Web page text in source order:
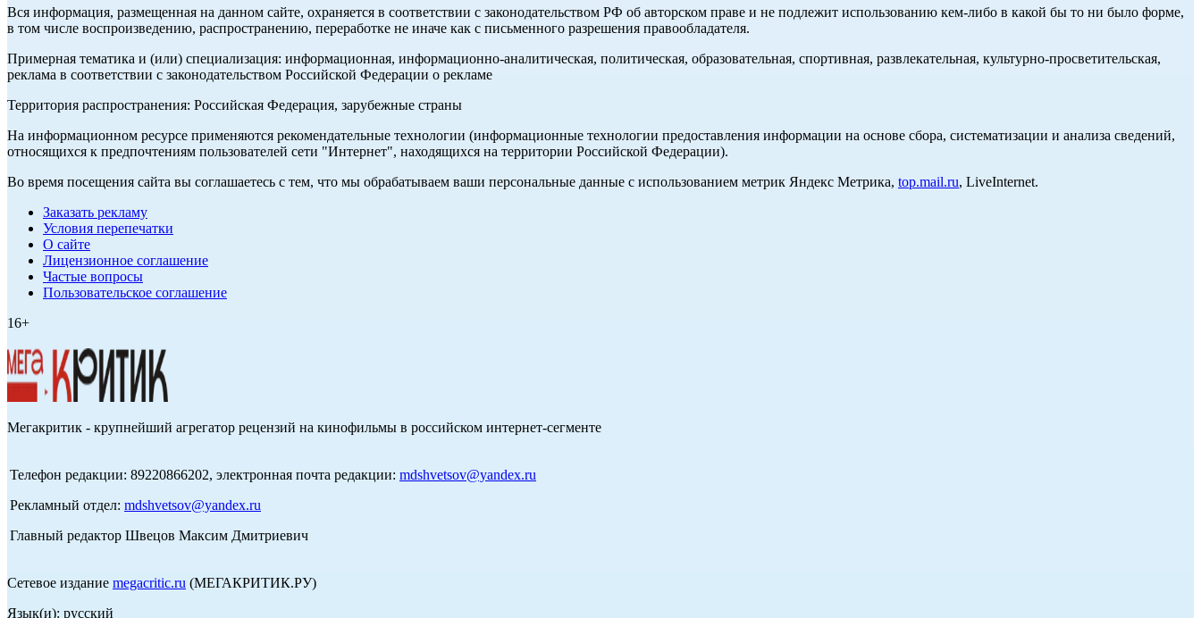
Вся информация, размещенная на данном сайте, охраняется в соответствии с законодательством РФ об авторском праве и не подлежит использованию кем-либо в какой бы то ни было форме,
в том числе воспроизведению, распространению, переработке не иначе как с письменного разрешения правообладателя.
Примерная тематика и (или) специализация: информационная, информационно-аналитическая, политическая, образовательная, спортивная, развлекательная, культурно-просветительская,
реклама в соответствии с законодательством Российской Федерации о рекламе
Территория распространения: Российская Федерация, зарубежные страны
На информационном ресурсе применяются рекомендательные технологии (информационные технологии предоставления информации на основе сбора, систематизации и анализа сведений,
относящихся к предпочтениям пользователей сети "Интернет", находящихся на территории Российской Федерации).
Во время посещения сайта вы соглашаетесь с тем, что мы обрабатываем ваши персональные данные с использованием метрик Яндекс Метрика, top.mail.ru, LiveInternet.
Заказать рекламу
Условия перепечатки
О сайте
Лицензионное соглашение
Частые вопросы
Пользовательское соглашение
16+
Мегакритик - крупнейший агрегатор рецензий на кинофильмы в российском интернет-сегменте
Телефон редакции: 89220866202, электронная почта редакции: mdshvetsov@yandex.ru
Рекламный отдел: mdshvetsov@yandex.ru
Главный редактор Швецов Максим Дмитриевич
Сетевое издание megacritic.ru (МЕГАКРИТИК.РУ)
Язык(и): русский